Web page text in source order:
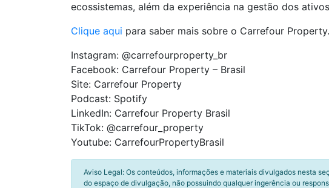
ecossistemas, além da experiência na gestão dos
Clique aqui para saber mais sobre o Carrefour Property.
Instagram: @carrefourproperty_br
Facebook: Carrefour Property – Brasil
Site: Carrefour Property
Podcast: Spotify
LinkedIn: Carrefour Property Brasil
TikTok: @carrefour_property
Youtube: CarrefourPropertyBrasil
Aviso Legal: Os conteúdos, informações e materiais divulgados nesta
do espaço de divulgação, não possuindo qualquer ingerência ou